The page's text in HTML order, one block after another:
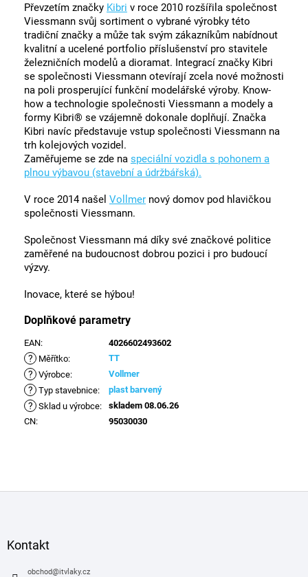
Převzetím značky Kibri v roce 2010 rozšířila společnost
Viessmann svůj sortiment o vybrané výrobky této
tradiční značky a může tak svým zákazníkům nabídnout
kvalitní a ucelené portfolio příslušenství pro stavitele
železničních modelů a dioramat. Integrací značky Kibri
se společnosti Viessmann otevírají zcela nové možnosti
na poli prosperující funkční modelářské výroby. Know-
how a technologie společnosti Viessmann a modely a
formy Kibri® se vzájemně dokonale doplňují. Značka
Kibri navíc představuje vstup společnosti Viessmann na
trh kolejových vozidel.
Zaměřujeme se zde na speciální vozidla s pohonem a
plnou výbavou (stavební a údržbářská).
V roce 2014 našel Vollmer nový domov pod hlavičkou
společnosti Viessmann.
Společnost Viessmann má díky své značkové politice
zaměřené na budoucnost dobrou pozici i pro budoucí
výzvy.
Inovace, které se hýbou!
Doplňkové parametry
EAN: 4026602493602
? Měřítko: TT
? Výrobce: Vollmer
? Typ stavebnice: plast barvený
? Sklad u výrobce:
skladem 08.06.26
CN: 95030030
Kontakt
obchod@itvlaky.cz